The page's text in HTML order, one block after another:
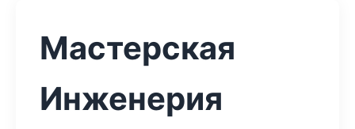
Мастерская
Инженерия